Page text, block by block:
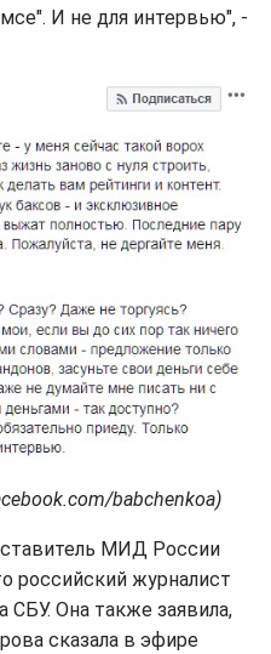
И не для интервью", -
babchenkoa)
МИД России
российский журналист
СБУ. Она также заявила,
сказала в эфире